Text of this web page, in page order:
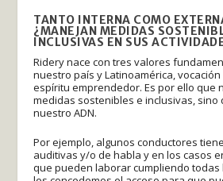
TANTO INTERNA COMO
¿MANEJAN MEDIDAS
INCLUSIVAS EN SUS
Ridery nace con tres valores
nuestro país y Latinoamérica,
espíritu emprendedor. Es por ello que
medidas sostenibles e inclusivas, sino
nuestro ADN.
Por ejemplo, algunos conductores
auditivas y/o de habla y en los casos
que pueden laborar cumpliendo todas